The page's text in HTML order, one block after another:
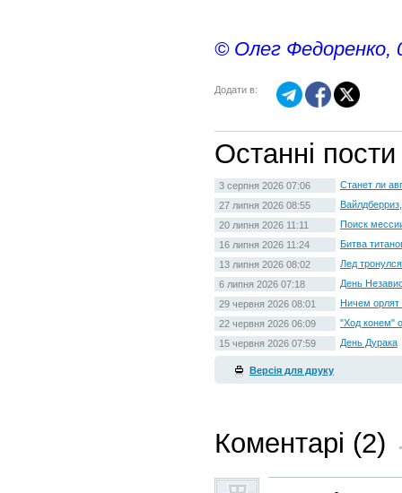
© Олег Федоренко,
Додати в:
Останні
3 серпня 2026 07:06
Станет ли
27 липня 2026 08:55
20 липня 2026 11:11
Поиск
16 липня 2026 11:24
Битва
13 липня 2026 08:02
Лед
6 липня 2026 07:18
День
29 червня 2026 08:01
Ничем орлят
22 червня 2026 06:09
"Ход конем"
15 червня 2026 07:59
День Дурака
Версія для друку
Коментарі (2)